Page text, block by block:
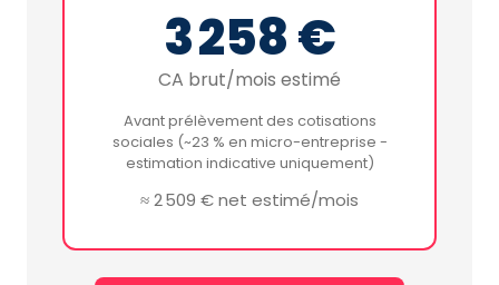
3 258 €
CA brut/mois estimé
Avant prélèvement des cotisations
sociales (~23 % en micro-entreprise -
estimation indicative uniquement)
≈ 2 509 € net estimé/mois